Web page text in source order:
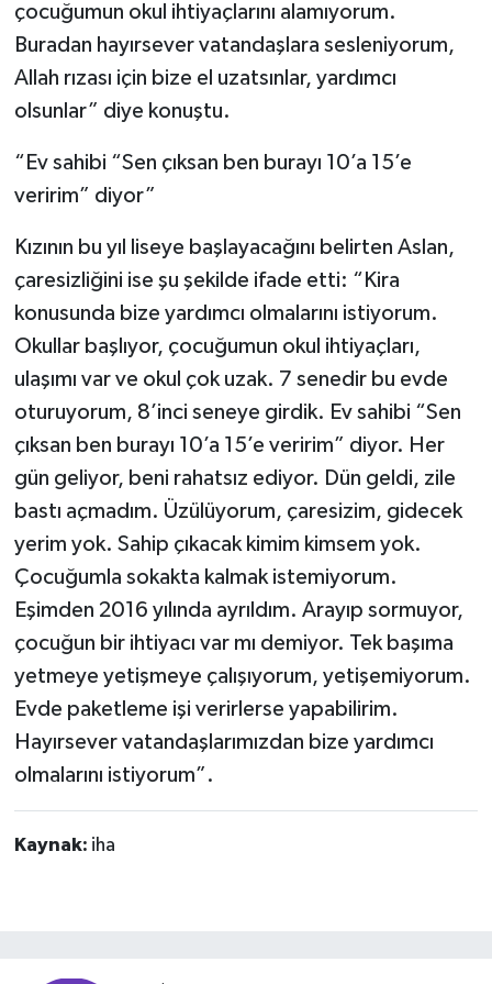
çocuğumun okul ihtiyaçlarını alamıyorum.
Buradan hayırsever vatandaşlara sesleniyorum,
Allah rızası için bize el uzatsınlar, yardımcı
olsunlar” diye konuştu.
“Ev sahibi “Sen çıksan ben burayı 10’a 15’e
veririm” diyor”
Kızının bu yıl liseye başlayacağını belirten Aslan,
çaresizliğini ise şu şekilde ifade etti: “Kira
konusunda bize yardımcı olmalarını istiyorum.
Okullar başlıyor, çocuğumun okul ihtiyaçları,
ulaşımı var ve okul çok uzak. 7 senedir bu evde
oturuyorum, 8’inci seneye girdik. Ev sahibi “Sen
çıksan ben burayı 10’a 15’e veririm” diyor. Her
gün geliyor, beni rahatsız ediyor. Dün geldi, zile
bastı açmadım. Üzülüyorum, çaresizim, gidecek
yerim yok. Sahip çıkacak kimim kimsem yok.
Çocuğumla sokakta kalmak istemiyorum.
Eşimden 2016 yılında ayrıldım. Arayıp sormuyor,
çocuğun bir ihtiyacı var mı demiyor. Tek başıma
yetmeye yetişmeye çalışıyorum, yetişemiyorum.
Evde paketleme işi verirlerse yapabilirim.
Hayırsever vatandaşlarımızdan bize yardımcı
olmalarını istiyorum”.
Kaynak: iha